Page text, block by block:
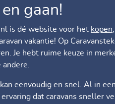
gaan!
is dé website voor het kopen,
vakantie! Op
Je hebt ruime keuze in
kan eenvoudig en snel. Al in
dat caravans sneller